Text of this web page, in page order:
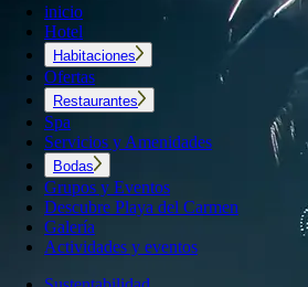
inicio
Hotel
Habitaciones
Ofertas
Restaurantes
Spa
Servicios y Amenidades
Bodas
Grupos y Eventos
Descubre Playa del Carmen
Galería
Actividades y eventos